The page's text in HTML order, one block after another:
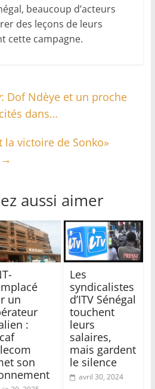
beaucoup d’acteurs
des leçons de leurs
cette campagne.
Dof Ndèye et un proche
dans…
la victoire de Sonko»
→
aussi aimer
un
:
son
Les
syndicalistes
d’ITV Sénégal
touchent
leurs
salaires,
mais gardent
le silence
avril 30, 2024